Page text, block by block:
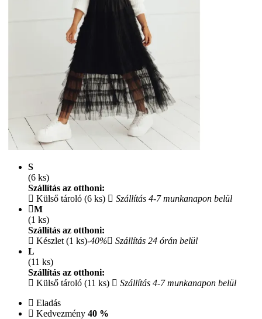
S
(6 ks)
Szállítás az otthoni:
Külső tároló (6 ks)
Szállítás 4-7 munkanapon belül
M
(1 ks)
Szállítás az otthoni:
Készlet (1 ks)-40%
Szállítás 24 órán belül
L
(11 ks)
Szállítás az otthoni:
Külső tároló (11 ks)
Szállítás 4-7 munkanapon belül
Eladás
Kedvezmény 40 %